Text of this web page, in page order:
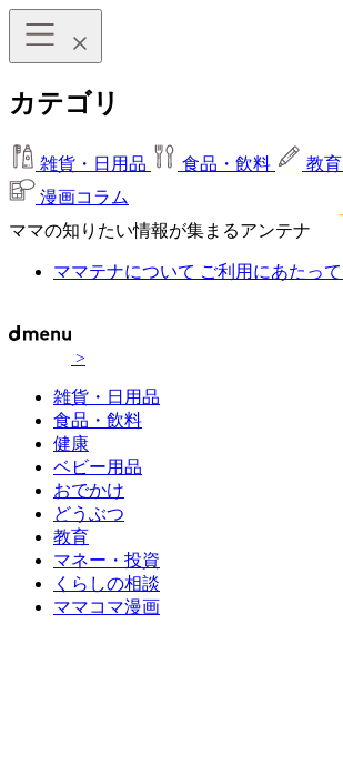
カテゴリ
雑貨・日用品 食品・飲料 教育
漫画コラム
ママの知りたい情報が集まるアンテナ
ママテナについて ご利用にあたって
>
雑貨・日用品
食品・飲料
健康
ベビー用品
おでかけ
どうぶつ
教育
マネー・投資
くらしの相談
ママコマ漫画